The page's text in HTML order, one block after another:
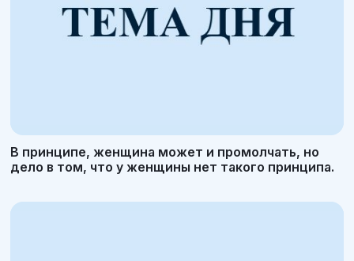
В принципе, женщина может и промолчать, но
дело в том, что у женщины нет такого принципа.